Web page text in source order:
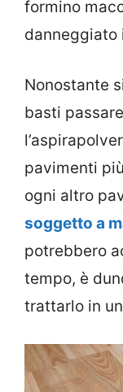
formino
danneggiato
Nonostante
basti
pavimenti
ogni altro
soggetto a
potrebbero
tempo, è
trattarlo in